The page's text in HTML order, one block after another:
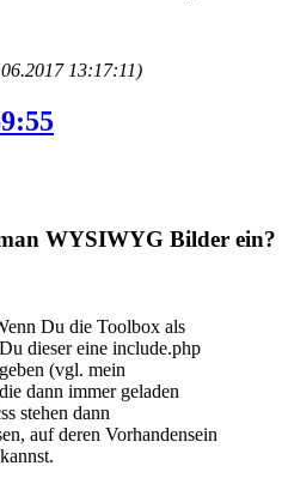
13:17:11)
WYSIWYG Bilder ein?
Du die Toolbox als
dieser eine include.php
(vgl. mein
dann immer geladen
stehen dann
auf deren Vorhandensein